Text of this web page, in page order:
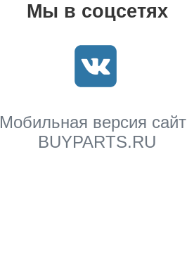
Мы в соцсетях
Мобильная версия
BUYPARTS.RU